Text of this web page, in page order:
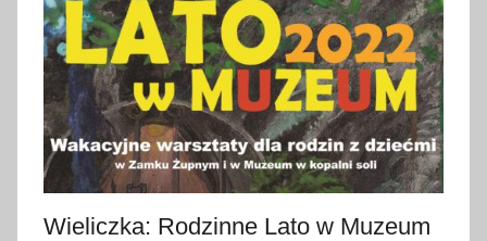
z
e
ś
n
i
a
2
0Wieliczka: Rodzinne Lato w Muzeum